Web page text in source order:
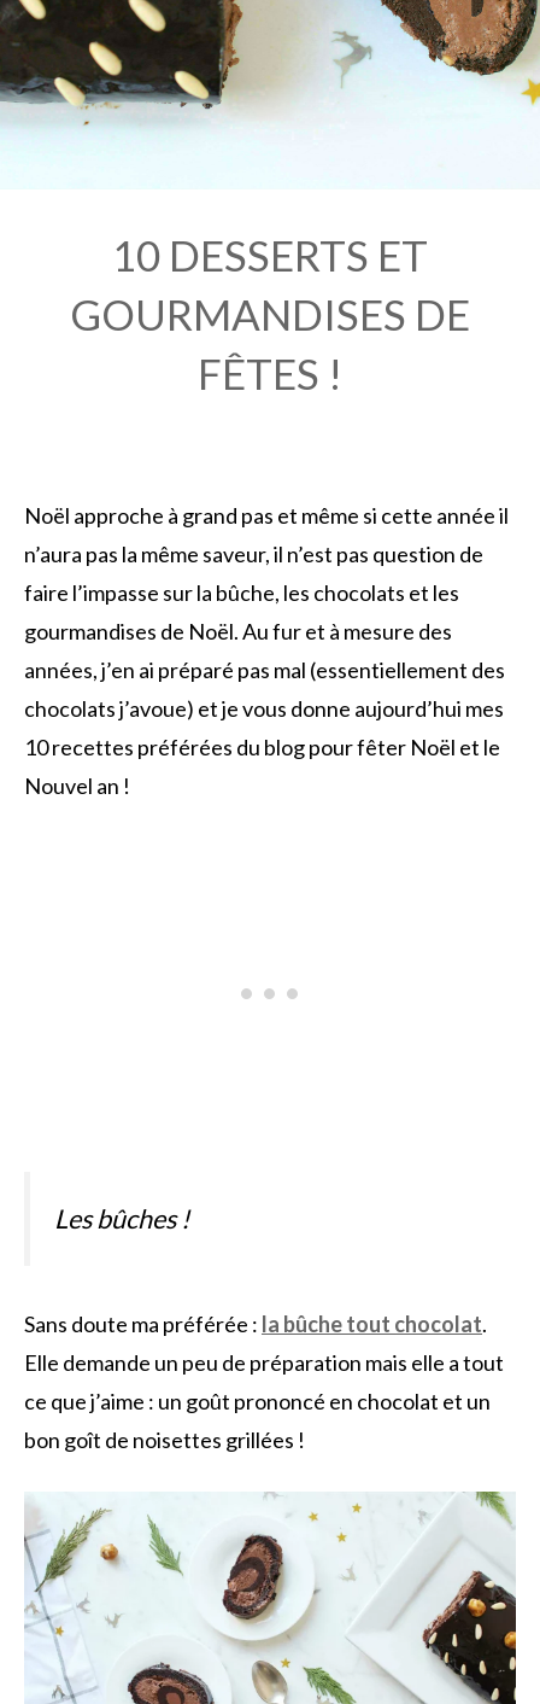
10 DESSERTS ET
GOURMANDISES DE
FÊTES !
Noël approche à grand pas et même si cette année il
n’aura pas la même saveur, il n’est pas question de
faire l’impasse sur la bûche, les chocolats et les
gourmandises de Noël. Au fur et à mesure des
années, j’en ai préparé pas mal (essentiellement des
chocolats j’avoue) et je vous donne aujourd’hui mes
10 recettes préférées du blog pour fêter Noël et le
Nouvel an !
Les bûches !
Sans doute ma préférée : la bûche tout chocolat.
Elle demande un peu de préparation mais elle a tout
ce que j’aime : un goût prononcé en chocolat et un
bon goît de noisettes grillées !